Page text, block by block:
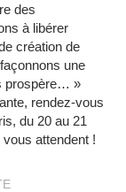
des
à libérer
création de
une
prospère… »
rendez-vous
du 20 au 21
attendent !